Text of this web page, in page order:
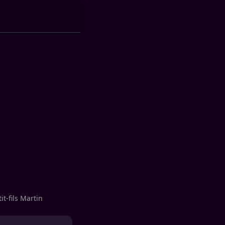
fils Martin